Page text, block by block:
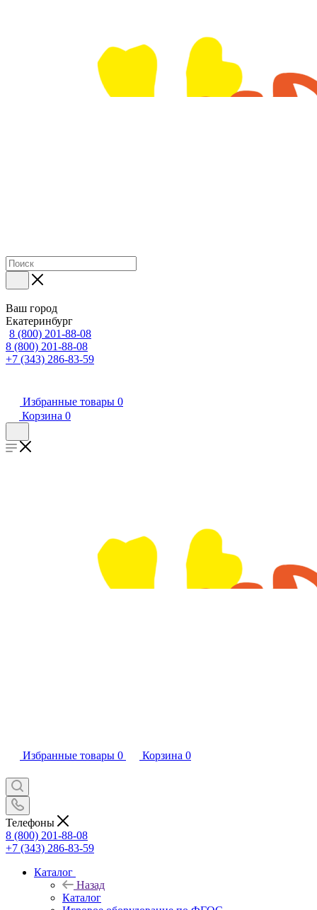
Ваш город
Екатеринбург
8 (800) 201-88-08
8 (800) 201-88-08
+7 (343) 286-83-59
Избранные товары 0
Корзина 0
Избранные товары 0 Корзина 0
Телефоны
8 (800) 201-88-08
+7 (343) 286-83-59
Каталог
Назад
Каталог